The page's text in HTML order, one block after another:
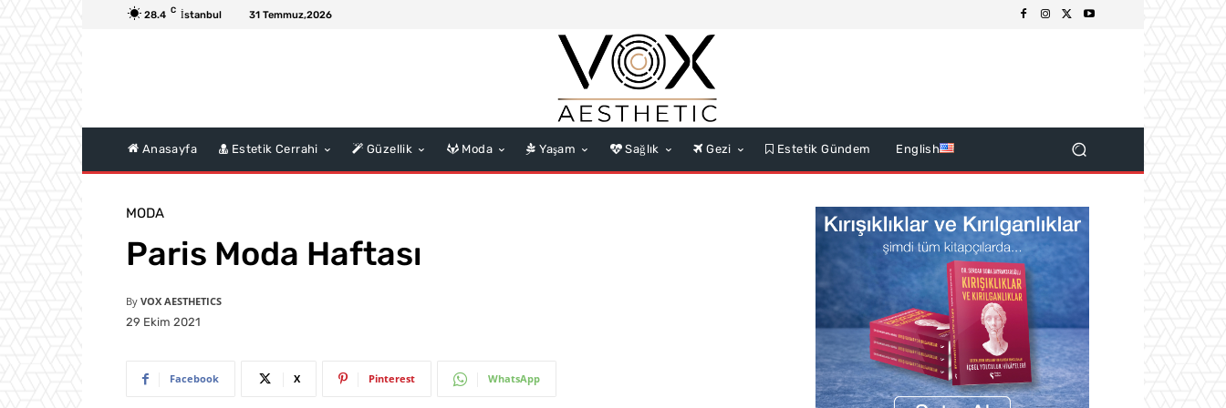
28.4 C İstanbul 31 Temmuz,2026
Anasayfa Estetik Cerrahi Güzellik Moda Yaşam Sağlık Gezi Estetik Gündem English
MODA
Paris Moda Haftası
By VOX AESTHETICS
29 Ekim 2021
Facebook X Pinterest WhatsApp